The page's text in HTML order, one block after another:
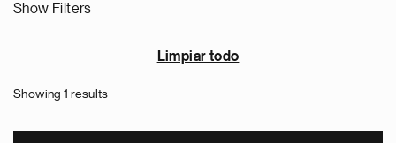
Show Filters
Limpiar todo
Showing 1 results